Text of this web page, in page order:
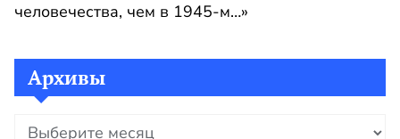
человечества, чем в 1945-м…»
Архивы
Архивы